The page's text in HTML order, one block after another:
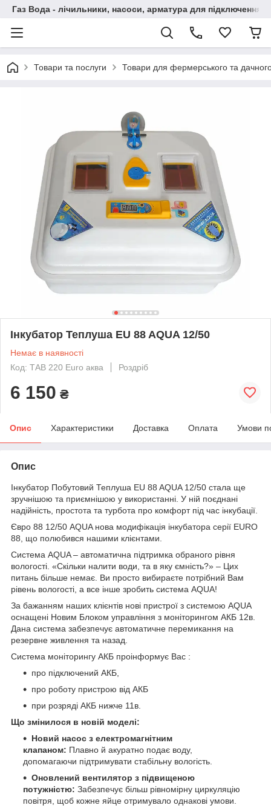
Газ Вода - лічильники, насоси, арматура для підключення,
Товари та послуги Товари для фермерського та
Інкубатор Теплуша EU 88 AQUA 12/50
Немає в наявності
Код: ТАВ 220 Euro аква
Роздріб
6 150 ₴
Опис Характеристики Доставка Оплата Умови
Опис
Інкубатор Побутовий Теплуша EU 88 AQUA 12/50 стала ще
зручнішою та приємнішою у використанні. У ній поєднані
надійність, простота та турбота про комфорт під час інкубації.
Євро 88 12/50 AQUA нова модифікація інкубатора серії EURO
88, що полюбився нашими клієнтами.
Система AQUA – автоматична підтримка обраного рівня
вологості. «Скільки налити води, та в яку ємність?» – Цих
питань більше немає. Ви просто вибираєте потрібний Вам
рівень вологості, а все інше зробить система AQUA!
За бажанням наших клієнтів нові пристрої з системою AQUA
оснащені Новим Блоком управління з моніторингом АКБ 12в.
Дана система забезпечує автоматичне перемикання на
резервне живлення та назад.
Система моніторингу АКБ проінформує Вас :
про підключений АКБ,
про роботу пристрою від АКБ
при розряді АКБ нижче 11в.
Що змінилося в новій моделі:
Новий насос з електромагнітним
клапаном: Плавно й акуратно подає воду,
допомагаючи підтримувати стабільну вологість.
Оновлений вентилятор з підвищеною
потужністю: Забезпечує більш рівномірну циркуляцію
повітря, щоб кожне яйце отримувало однакові умови.